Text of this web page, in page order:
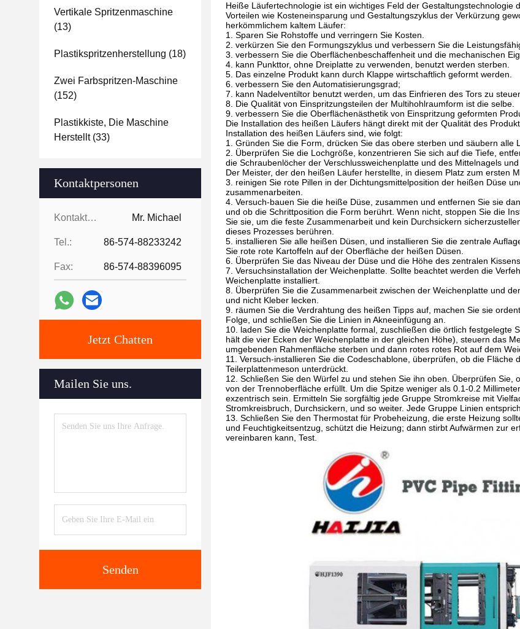
Vertikale Spritzenmaschine
(13)
Plastikspritzenherstellung (18)
Zwei Farbspritzen-Maschine
(152)
Plastikkiste, Die Maschine
Herstellt(33)
Kontaktpersonen
Kontaktpersonen: Mr. Michael
Tel.: 86-574-88233242
Fax: 86-574-88396095
Jetzt Chatten
Mailen Sie uns.
Senden
Heiße Läufertechnologie ist ein wichtiges Feld der Gestaltungstechnologie
Vorteilen wie Kosteneinsparung und Gestaltungszyklus der Verkürzung
herkömmlichem kaltem Läufer:
1. Sparen Sie Rohstoffe und verringern Sie Kosten.
2. verkürzen Sie den Formungszyklus und verbessern Sie die
3. verbessern Sie die Oberflächenbeschaffenheit und die mechanischen
4. kann Punkttor, ohne Dreiplatte zu verwenden, benutzt werden sterben.
5. Das einzelne Produkt kann durch Klappe wirtschaftlich geformt werden.
6. verbessern Sie den Automatisierungsgrad;
7. kann Nadelventiltor benutzt werden, um das Einfrieren des Tors zu
8. Die Qualität von Einspritzungsteilen der Multihohlraumform ist die selbe.
9. verbessern Sie die Oberflächenästhetik von Einspritzung geformten
Die Installation des heißen Läufers hängt direkt mit der Qualität des
Installation des heißen Läufers sind, wie folgt:
1. Gründen Sie die Form, drücken Sie das obere sterben und säubern alle
2. Überprüfen Sie die Lochgröße, konzentrieren Sie sich auf die Tiefe,
die Schraubenlöcher der Verschlussweichenplatte und des Mittelnagels
Der Meister, der den heißen Läufer herstellte, in diesem Platz zum ersten
3. reinigen Sie rote Pillen in der Dichtungsmittelposition der heißen Düse
zusammenarbeiten.
4. Versuch-bauen Sie die heiße Düse, zusammen und entfernen Sie sie
und ob die Schrittposition die Form berührt. Wenn nicht, stoppen Sie die
Sie sie, um die feste Zusammenarbeit und kein Durchsickern
dieses Prozesses berühren.
5. installieren Sie alle heißen Düsen, und installieren Sie die zentrale
Sie rote rote Kartoffeln auf der Oberfläche der heißen Düsen.
6. Überprüfen Sie das Niveau der Düse und die Höhe des zentralen
7. Versuchsinstallation der Weichenplatte. Sollte beachtet werden die
Weichenplatte installiert.
8. Überprüfen Sie die Zusammenarbeit zwischen der Weichenplatte und
und nicht Kleber lecken.
9. räumen Sie die Verdrahtung des heißen Tipps auf, machen Sie sie
Folge, und schließen Sie die Linien in Akneeinfügung an.
10. laden Sie die Weichenplatte formal, zuschließen die örtlich festgelegte
hält die vier Ecken der Weichenplatte in der gleichen Höhe), steuern das
umgebenden Rahmenfläche sterben und dann rotes rotes Rot auf dem
11. Versuch-installieren Sie die Codeschablone, überprüfen, ob die
Teilerplattenmeson unterdrückt.
12. Schließen Sie den Würfel zu und stehen Sie ihn oben. Überprüfen
von der Trennoberfläche erfüllt. Um die Spitze weniger als 0.1-0.2
exzentrisch sein. Ermitteln Sie sorgfältig jede Gruppe Stromkreise mit
Stromkreisbruch, Durchsickern, und so weiter. Jede Gruppe Linien
13. Schließen Sie den Thermostat für Probeheizung, die erste Heizung
und Feuchtigkeitsentzug, schützt die Heizung; dann stirbt Aufwärmen zur
vereinbaren kann, Test.